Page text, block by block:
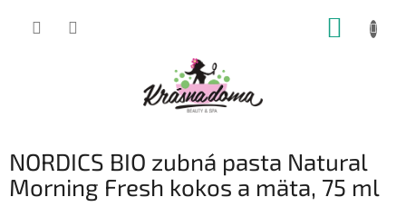
NORDICS BIO zubná pasta Natural
Morning Fresh kokos a mäta, 75 ml